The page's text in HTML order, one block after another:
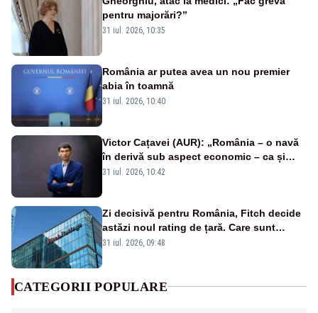
pentru majorări?”
31 iul. 2026, 10:35
România ar putea avea un nou premier
abia în toamnă
31 iul. 2026, 10:40
Victor Cațavei (AUR): „România – o navă
în derivă sub aspect economic – ca și
rezultat al guvernărilor din ultimii 36 de
31 iul. 2026, 10:42
Zi decisivă pentru România, Fitch decide
astăzi noul rating de țară. Care sunt
efectele retrogradării la categoria „junk”
31 iul. 2026, 09:48
CATEGORII POPULARE